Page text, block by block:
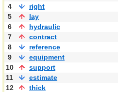
4
right
5
lay
6
hydraulic
7
contract
8
reference
9
equipment
10
support
11
estimate
12
thick